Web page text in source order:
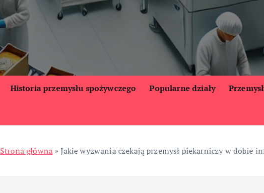
Historia przemysłu spożywczego Popularne działy
Strona główna »Jakie wyzwania czekają przemysł piekarniczy w dobie